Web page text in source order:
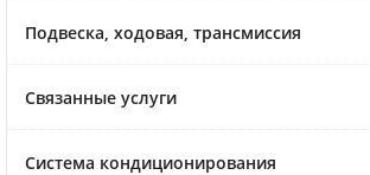
Подвеска, ходовая, трансмиссия
Связанные услуги
Система кондиционирования